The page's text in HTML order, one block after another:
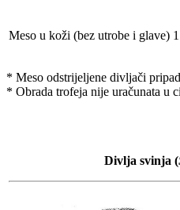
Meso u koži (bez utrobe i glave)
* Meso odstrijeljene divljači
* Obrada trofeja nije uračunata u
Divlja svinja (